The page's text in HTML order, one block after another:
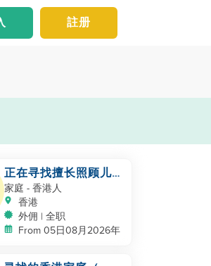
註册
正在寻找擅长照顾儿童
的保姆
家庭 - 香港人
香港
外佣 | 全职
From 05日08月2026年